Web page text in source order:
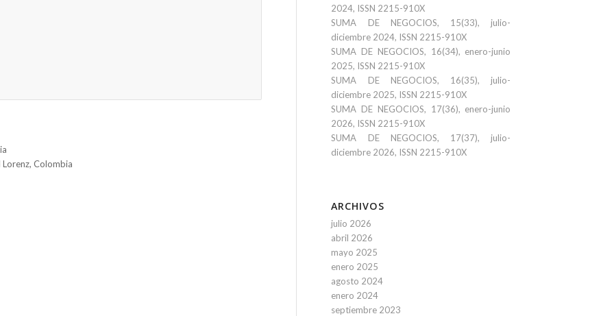
Colombia
2024, ISSN 2215-910X
SUMA DE NEGOCIOS, 15(33), julio-
diciembre 2024, ISSN 2215-910X
SUMA DE NEGOCIOS, 16(34), enero-junio
2025, ISSN 2215-910X
SUMA DE NEGOCIOS, 16(35), julio-
diciembre 2025, ISSN 2215-910X
SUMA DE NEGOCIOS, 17(36), enero-junio
2026, ISSN 2215-910X
SUMA DE NEGOCIOS, 17(37), julio-
diciembre 2026, ISSN 2215-910X
ARCHIVOS
julio 2026
abril 2026
mayo 2025
enero 2025
agosto 2024
enero 2024
septiembre 2023